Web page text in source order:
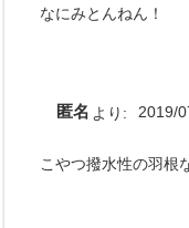
なにみとんねん！
匿名 より: 2019/
こやつ撥水性の羽根